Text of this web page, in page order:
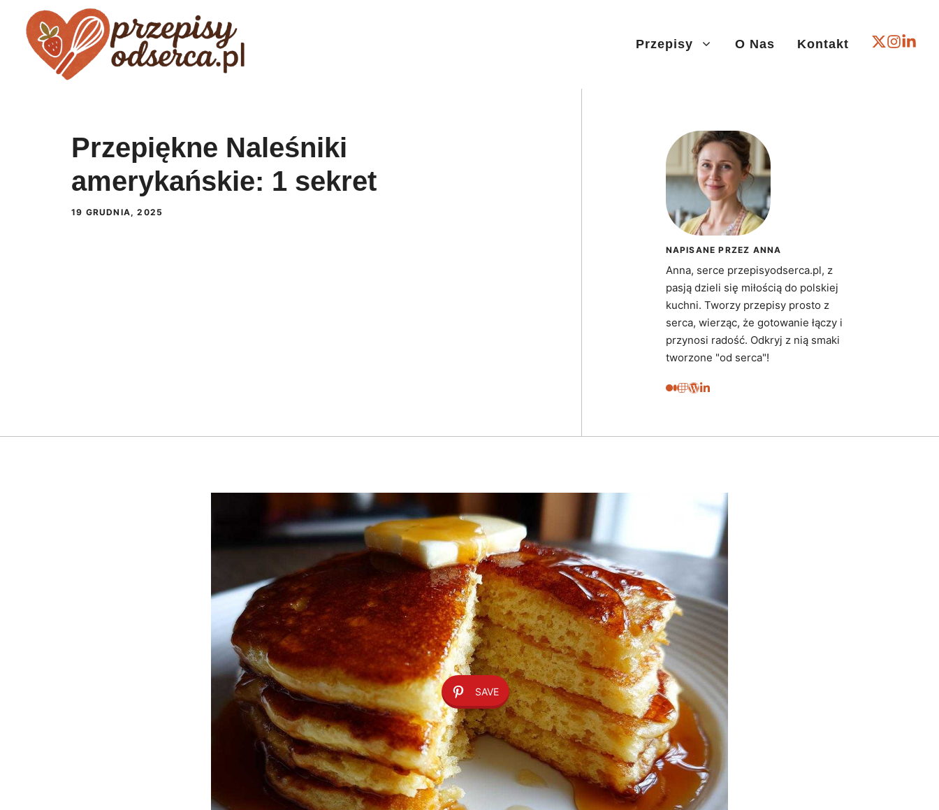
Przejdź
Przepisy O Nas Kontakt
Przepiękne Naleśniki
amerykańskie: 1 sekret
19 GRUDNIA, 2025
NAPISANE PRZEZ ANNA
Anna, serce przepisyodserca.pl, z
pasją dzieli się miłością do polskiej
kuchni. Tworzy przepisy prosto z
serca, wierząc, że gotowanie łączy i
przynosi radość. Odkryj z nią smaki
tworzone "od serca"!
SAVE